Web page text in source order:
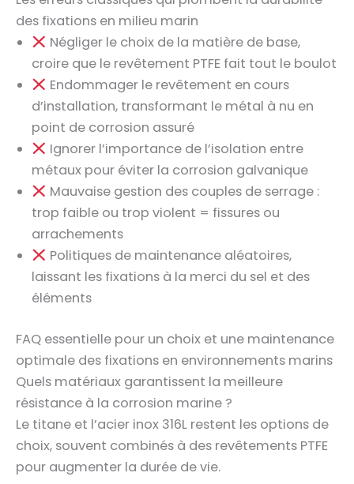
des fixations en milieu marin
Négliger le choix de la matière de base,
croire que le revêtement PTFE fait tout le boulot
Endommager le revêtement en cours
d’installation, transformant le métal à nu en
point de corrosion assuré
Ignorer l’importance de l’isolation entre
métaux pour éviter la corrosion galvanique
Mauvaise gestion des couples de serrage :
trop faible ou trop violent = fissures ou
arrachements
Politiques de maintenance aléatoires,
laissant les fixations à la merci du sel et des
éléments
FAQ essentielle pour un choix et une maintenance
optimale des fixations en environnements marins
Quels matériaux garantissent la meilleure
résistance à la corrosion marine ?
Le titane et l’acier inox 316L restent les options de
choix, souvent combinés à des revêtements PTFE
pour augmenter la durée de vie.